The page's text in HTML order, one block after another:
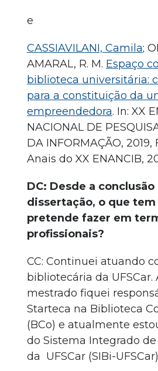
e
CASSIAVILANI, Camila;
AMARAL, R. M. Espaço
biblioteca universitária:
para a constituição da
empreendedora. In: XX
NACIONAL DE
DA INFORMAÇÃO,
Anais do XX ENANCIB,
DC: Desde a conclusão
dissertação, o que
pretende fazer em
profissionais?
CC: Continuei atuando
bibliotecária da
mestrado fiquei
Starteca na Biblioteca
(BCo) e atualmente
do Sistema Integrado
da UFSCar (SIBi-